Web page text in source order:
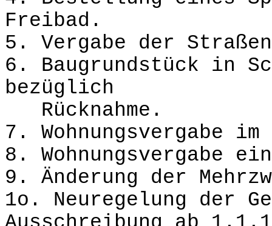
Freibad.
5. Vergabe der
6. Baugrundstück in
bezüglich
Rücknahme.
7. Wohnungsvergabe im
8. Wohnungsvergabe
9. Änderung der
1o. Neuregelung der